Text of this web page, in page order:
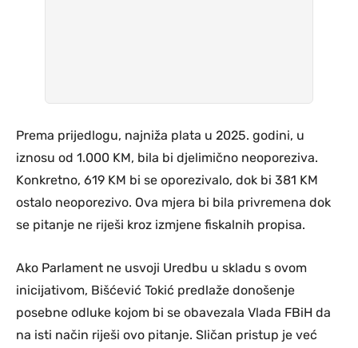
Prema prijedlogu, najniža plata u 2025. godini, u
iznosu od 1.000 KM, bila bi djelimično neoporeziva.
Konkretno, 619 KM bi se oporezivalo, dok bi 381 KM
ostalo neoporezivo. Ova mjera bi bila privremena dok
se pitanje ne riješi kroz izmjene fiskalnih propisa.
Ako Parlament ne usvoji Uredbu u skladu s ovom
inicijativom, Bišćević Tokić predlaže donošenje
posebne odluke kojom bi se obavezala Vlada FBiH da
na isti način riješi ovo pitanje. Sličan pristup je već